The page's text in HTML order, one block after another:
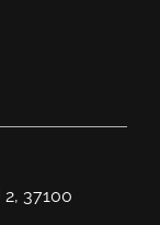
37100